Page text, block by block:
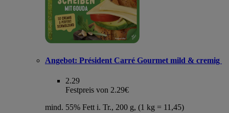
Angebot: Président Carré Gourmet mild & cremig
2.29
Festpreis von 2.29€
mind. 55% Fett i. Tr., 200 g, (1 kg = 11,45)